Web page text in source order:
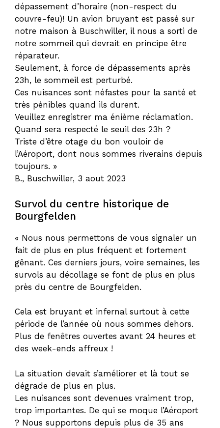
dépassement d’horaire (non-respect du
couvre-feu)! Un avion bruyant est passé sur
notre maison à Buschwiller, il nous a sorti de
notre sommeil qui devrait en principe être
réparateur.
Seulement, à force de dépassements après
23h, le sommeil est perturbé.
Ces nuisances sont néfastes pour la santé et
très pénibles quand ils durent.
Veuillez enregistrer ma énième réclamation.
Quand sera respecté le seuil des 23h ?
Triste d’être otage du bon vouloir de
l’Aéroport, dont nous sommes riverains depuis
toujours. »
B., Buschwiller, 3 aout 2023
Survol du centre historique de
Bourgfelden
« Nous nous permettons de vous signaler un
fait de plus en plus fréquent et fortement
gênant. Ces derniers jours, voire semaines, les
survols au décollage se font de plus en plus
près du centre de Bourgfelden.
Cela est bruyant et infernal surtout à cette
période de l’année où nous sommes dehors.
Plus de fenêtres ouvertes avant 24 heures et
des week-ends affreux !
La situation devait s’améliorer et là tout se
dégrade de plus en plus.
Les nuisances sont devenues vraiment trop,
trop importantes. De qui se moque l’Aéroport
? Nous supportons depuis plus de 35 ans